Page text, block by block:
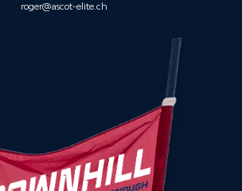
roger@ascot-elite.ch